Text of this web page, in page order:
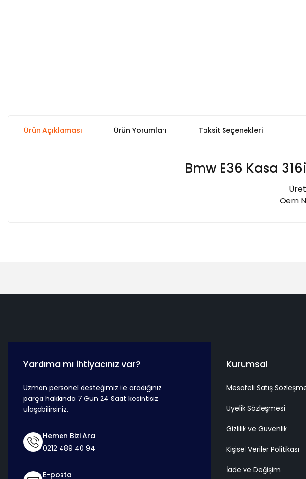
Ürün Açıklaması Ürün Yorumları Taksit Seçenekleri
Bmw E36 Kasa
Oem
Yardıma mı ihtiyacınız var?
Uzman personel desteğimiz ile aradığınız
parça hakkında 7 Gün 24 Saat kesintisiz
ulaşabilirsiniz.
Hemen Bizi Ara
0212 489 40 94
E-posta
Kurumsal
Mesafeli Satış
Üyelik Sözleşmesi
Gizlilik ve Güvenlik
Kişisel Veriler Politikası
İade ve Değişim